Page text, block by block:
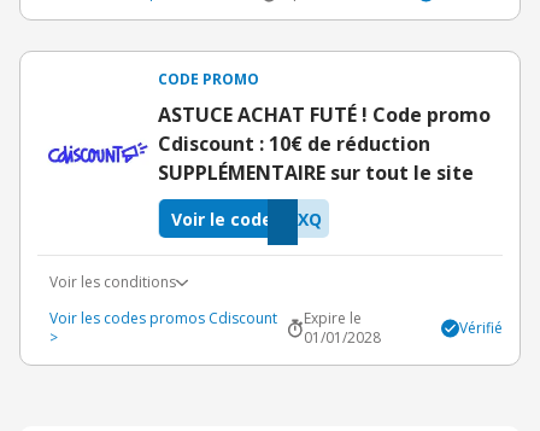
CODE PROMO
ASTUCE ACHAT FUTÉ ! Code promo
Cdiscount : 10€ de réduction
SUPPLÉMENTAIRE sur tout le site
KXQ
Voir le code
Voir les conditions
Voir les codes promos Cdiscount
>
Expire le
01/01/2028
Vérifié